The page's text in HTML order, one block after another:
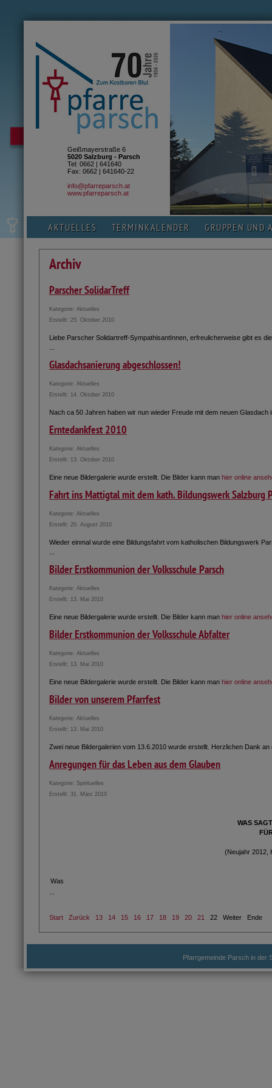
Geißmayerstraße 6
5020 Salzburg - Parsch
Tel: 0662 | 641640
Fax: 0662 | 641640-22
info@pfarreparsch.at
www.pfarreparsch.at
AKTUELLES TERMINKALENDER GRUPPEN UND
Archiv
Parscher SolidarTreff
Kategorie: Aktuelles
Erstellt: 25. Oktober 2010
Liebe Parscher Solidartreff-SympathisantInnen, erfreulicherweise gibt es
Glasdachsanierung abgeschlossen!
Kategorie: Aktuelles
Erstellt: 14. Oktober 2010
Nach ca 50 Jahren haben wir nun wieder Freude mit dem neuen Glasdach
Erntedankfest 2010
Kategorie: Aktuelles
Erstellt: 13. Oktober 2010
Eine neue Bildergalerie wurde erstellt. Die Bilder kann man hier online
Fahrt ins Mattigtal mit dem kath. Bildungswerk Salzburg
Kategorie: Aktuelles
Erstellt: 20. August 2010
Wieder einmal wurde eine Bildungsfahrt vom katholischen Bildungswerk
Bilder Erstkommunion der Volksschule Parsch
Kategorie: Aktuelles
Erstellt: 13. Mai 2010
Eine neue Bildergalerie wurde erstellt. Die Bilder kann man hier online
Bilder Erstkommunion der Volksschule Abfalter
Kategorie: Aktuelles
Erstellt: 13. Mai 2010
Eine neue Bildergalerie wurde erstellt. Die Bilder kann man hier online
Bilder von unserem Pfarrfest
Kategorie: Aktuelles
Erstellt: 13. Mai 2010
Zwei neue Bildergalerien vom 13.6.2010 wurde erstellt. Herzlichen Dank
Anregungen für das Leben aus dem Glauben
Kategorie: Spirituelles
Erstellt: 31. März 2010
WAS
(Neujahr 2012,
Was
Start Zurück 13 14 15 16 17 18 19 20 21 22 Weiter Ende
Pfarrgemeinde Parsch in der